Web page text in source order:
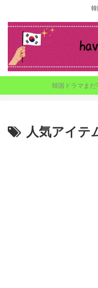
韓国ドラマまだ
人気アイテ